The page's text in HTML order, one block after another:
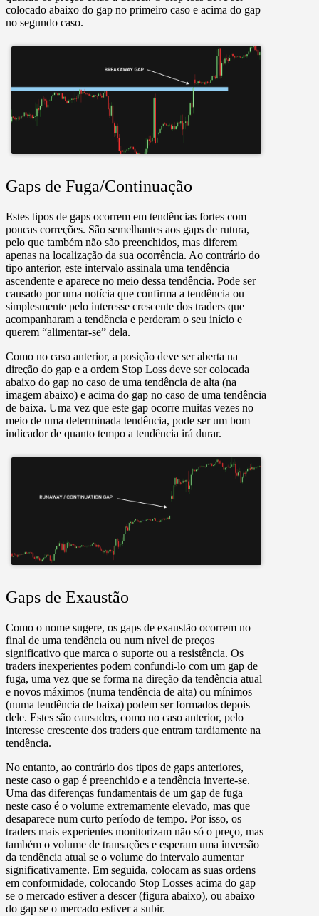
colocado abaixo do gap no primeiro caso e acima do gap
no segundo caso.
Gaps de Fuga/Continuação
Estes tipos de gaps ocorrem em tendências fortes com
poucas correções. São semelhantes aos gaps de rutura,
pelo que também não são preenchidos, mas diferem
apenas na localização da sua ocorrência. Ao contrário do
tipo anterior, este intervalo assinala uma tendência
ascendente e aparece no meio dessa tendência. Pode ser
causado por uma notícia que confirma a tendência ou
simplesmente pelo interesse crescente dos traders que
acompanharam a tendência e perderam o seu início e
querem “alimentar-se” dela.
Como no caso anterior, a posição deve ser aberta na
direção do gap e a ordem Stop Loss deve ser colocada
abaixo do gap no caso de uma tendência de alta (na
imagem abaixo) e acima do gap no caso de uma tendência
de baixa. Uma vez que este gap ocorre muitas vezes no
meio de uma determinada tendência, pode ser um bom
indicador de quanto tempo a tendência irá durar.
Gaps de Exaustão
Como o nome sugere, os gaps de exaustão ocorrem no
final de uma tendência ou num nível de preços
significativo que marca o suporte ou a resistência. Os
traders inexperientes podem confundi-lo com um gap de
fuga, uma vez que se forma na direção da tendência atual
e novos máximos (numa tendência de alta) ou mínimos
(numa tendência de baixa) podem ser formados depois
dele. Estes são causados, como no caso anterior, pelo
interesse crescente dos traders que entram tardiamente na
tendência.
No entanto, ao contrário dos tipos de gaps anteriores,
neste caso o gap é preenchido e a tendência inverte-se.
Uma das diferenças fundamentais de um gap de fuga
neste caso é o volume extremamente elevado, mas que
desaparece num curto período de tempo. Por isso, os
traders mais experientes monitorizam não só o preço, mas
também o volume de transações e esperam uma inversão
da tendência atual se o volume do intervalo aumentar
significativamente. Em seguida, colocam as suas ordens
em conformidade, colocando Stop Losses acima do gap
se o mercado estiver a descer (figura abaixo), ou abaixo
do gap se o mercado estiver a subir.